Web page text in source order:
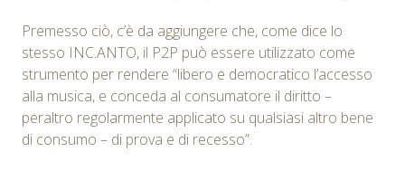
Premesso ciò, c’è da aggiungere che, come dice lo
stesso INC.ANTO, il P2P può essere utilizzato come
strumento per rendere “libero e democratico l’accesso
alla musica, e conceda al consumatore il diritto –
peraltro regolarmente applicato su qualsiasi altro bene
di consumo – di prova e di recesso”.